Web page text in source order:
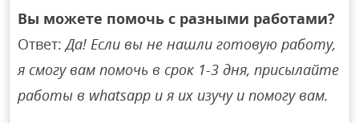
Вы можете помочь с разными работами?
Ответ:Да! Если вы не нашли готовую работу,
я смогу вам помочь в срок 1-3 дня, присылайте
работы в whatsapp и я их изучу и помогу вам.